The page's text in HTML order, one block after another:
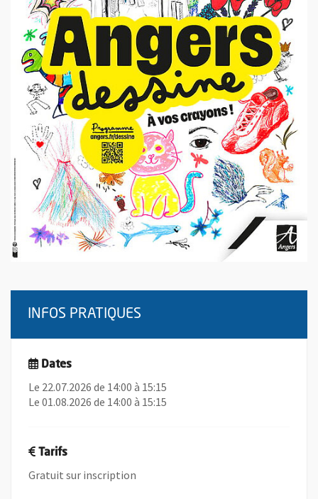
INFOS PRATIQUES
Dates
Le 22.07.2026 de 14:00 à 15:15
Le 01.08.2026 de 14:00 à 15:15
Tarifs
Gratuit sur inscription